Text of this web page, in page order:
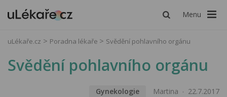
Menu
uLékaře.cz Poradna lékaře Svědění pohlavního orgánu
Svědění pohlavního orgánu
Gynekologie Martina 22.7.2017